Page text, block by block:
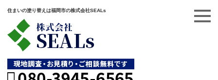
住まいの塗り替えは福岡市の株式会社SEALs